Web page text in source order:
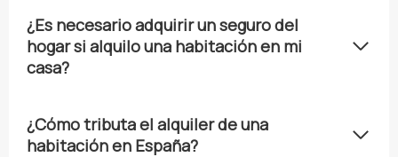
¿Es necesario adquirir un seguro del
hogar si alquilo una habitación en mi
casa?
¿Cómo tributa el alquiler de una
habitación en España?